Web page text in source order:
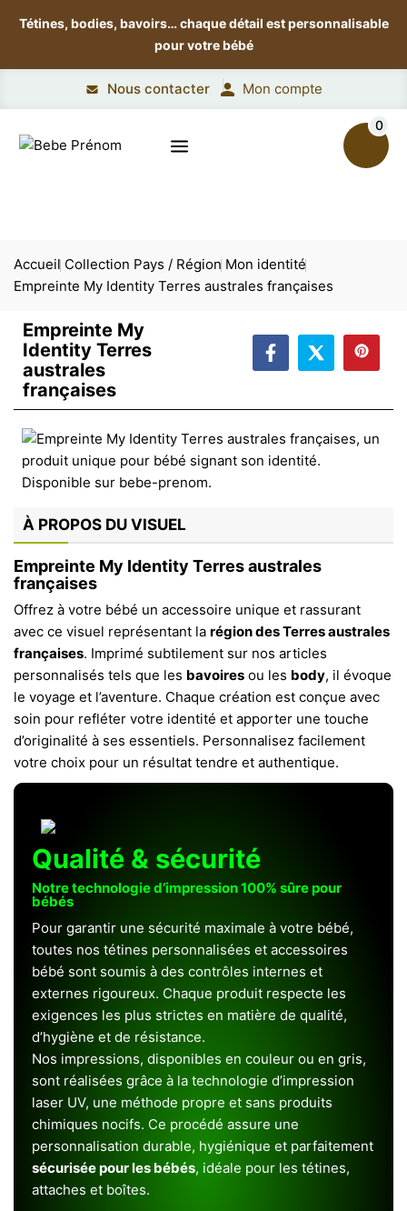
Tétines, bodies, bavoirs…chaque détail est personnalisable
pour votre bébé
Nous contacter Mon compte
0
Accueil Collection Pays / Région Mon identité
Empreinte My Identity Terres australes françaises
Empreinte My
Identity Terres
australes
françaises
À PROPOS DU VISUEL
Empreinte My Identity Terres australes
françaises
Offrez à votre bébé un accessoire unique et rassurant
avec ce visuel représentant la région des Terres australes
françaises. Imprimé subtilement sur nos articles
personnalisés tels que les bavoires ou les body, il évoque
le voyage et l’aventure. Chaque création est conçue avec
soin pour refléter votre identité et apporter une touche
d’originalité à ses essentiels. Personnalisez facilement
votre choix pour un résultat tendre et authentique.
Qualité & sécurité
Notre technologie d’impression 100% sûre pour
bébés
Pour garantir une sécurité maximale à votre bébé,
toutes nos tétines personnalisées et accessoires
bébé sont soumis à des contrôles internes et
externes rigoureux. Chaque produit respecte les
exigences les plus strictes en matière de qualité,
d’hygiène et de résistance.
Nos impressions, disponibles en couleur ou en gris,
sont réalisées grâce à la technologie d’impression
laser UV, une méthode propre et sans produits
chimiques nocifs. Ce procédé assure une
personnalisation durable, hygiénique et parfaitement
sécurisée pour les bébés, idéale pour les tétines,
attaches et boîtes.